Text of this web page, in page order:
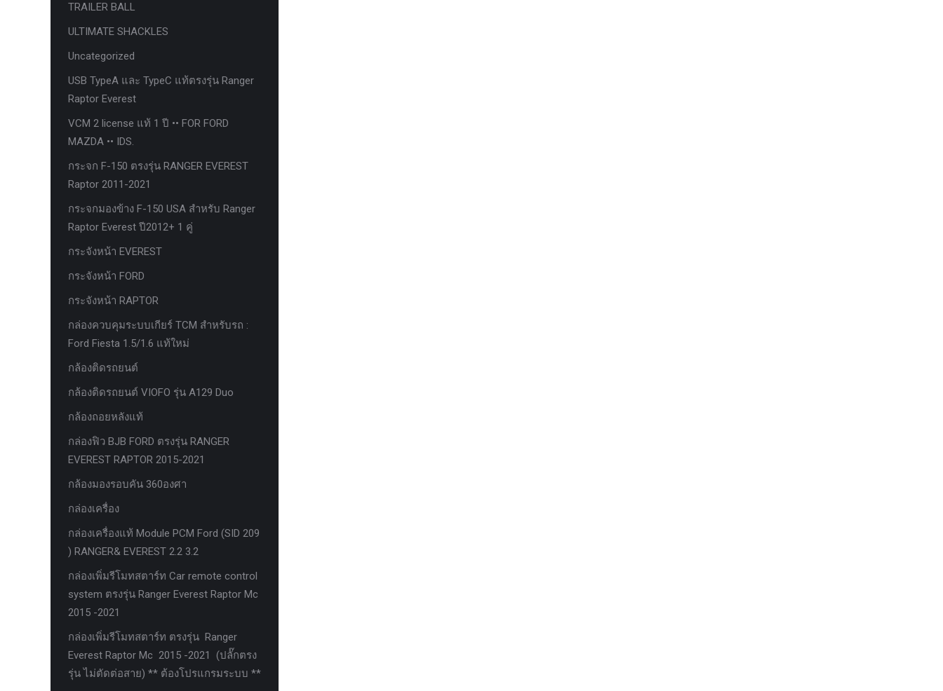
TRAILER BALL
ULTIMATE SHACKLES
Uncategorized
USB TypeA และ TypeC แท้ตรงรุ่น Ranger
Raptor Everest
VCM 2 license แท้ 1 ปี •• FOR FORD
MAZDA •• IDS.
กระจก F-150 ตรงรุ่น RANGER EVEREST
Raptor 2011-2021
กระจกมองข้าง F-150 USA สำหรับ Ranger
Raptor Everest ปี2012+ 1 คู่
กระจังหน้า EVEREST
กระจังหน้า FORD
กระจังหน้า RAPTOR
กล่องควบคุมระบบเกียร์ TCM สำหรับรถ :
Ford Fiesta 1.5/1.6 แท้ใหม่
กล้องติดรถยนต์
กล้องติดรถยนต์ VIOFO รุ่น A129 Duo
กล้องถอยหลังแท้
กล่องฟิว BJB FORD ตรงรุ่น RANGER
EVEREST RAPTOR 2015-2021
กล้องมองรอบคัน 360องศา
กล่องเครื่อง
กล่องเครื่องแท้ Module PCM Ford (SID 209
) RANGER& EVEREST 2.2 3.2
กล่องเพิ่มรีโมทสตาร์ท Car remote control
system ตรงรุ่น Ranger Everest Raptor Mc
2015 -2021
กล่องเพิ่มรีโมทสตาร์ท ตรงรุ่น Ranger
Everest Raptor Mc 2015 -2021 (ปลั๊กตรง
รุ่น ไม่ตัดต่อสาย) ** ต้องโปรแกรมระบบ **
ก้อนรองหลังปรับองศา OPTION 4WD
กันชนท้าย OPTION
กันชนท้าย Outlander
กันชนหน้า OPTION
กันชนหน้ารุ่น HAMER
กันชนหลัง HAMER
กันแคร้ง opton 4wd
กันแคร้งเหล็ก HAMER
กันแคร้งเหล็ก OUTLANDER
กันแคร้งแร็พเตอร์
ครีบฉลาม
ครีบฉลาม next gen 2022
คานลากจูงแท้ ford
งานไฟท้ายF-150
งานไฟหน้า F-150
งานไฟหน้า Ford
ชุด Wide body Ford
ชุดปรับระยะเซ็นเซอร์เพลาหลัง
ชุดป้องกันเซ็นเซอร์วัดองศาเพลาท้าย
ชุดแต่ง Ford
บันไดข้าง HAMER
บันไดข้าง Outlander